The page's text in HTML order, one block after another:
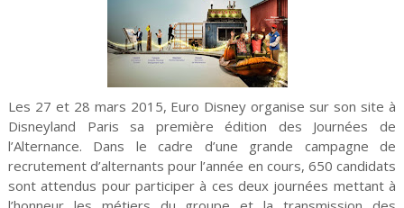
Les 27 et 28 mars 2015, Euro Disney organise sur son site à
Disneyland Paris sa première édition des Journées de
l’Alternance. Dans le cadre d’une grande campagne de
recrutement d’alternants pour l’année en cours, 650 candidats
sont attendus pour participer à ces deux journées mettant à